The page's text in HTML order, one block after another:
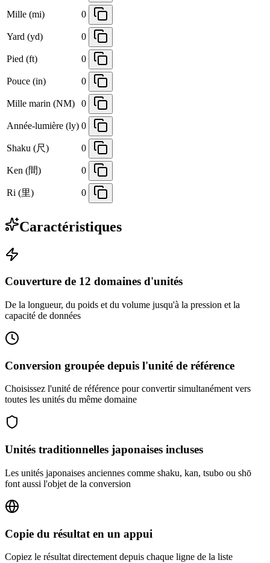
Mille (mi) 0
Yard (yd) 0
Pied (ft) 0
Pouce (in) 0
Mille marin (NM) 0
Année-lumière (ly) 0
Shaku (尺) 0
Ken (間) 0
Ri (里) 0
Caractéristiques
Couverture de 12 domaines d'unités
De la longueur, du poids et du volume jusqu'à la pression et la
capacité de données
Conversion groupée depuis l'unité de référence
Choisissez l'unité de référence pour convertir simultanément vers
toutes les unités du même domaine
Unités traditionnelles japonaises incluses
Les unités japonaises anciennes comme shaku, kan, tsubo ou shō
font aussi l'objet de la conversion
Copie du résultat en un appui
Copiez le résultat directement depuis chaque ligne de la liste